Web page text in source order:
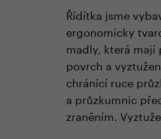
Řídítka jsme
ergonomicky
madly, která mají
povrch a
chránící ruce
a průzkumnic
zraněním.